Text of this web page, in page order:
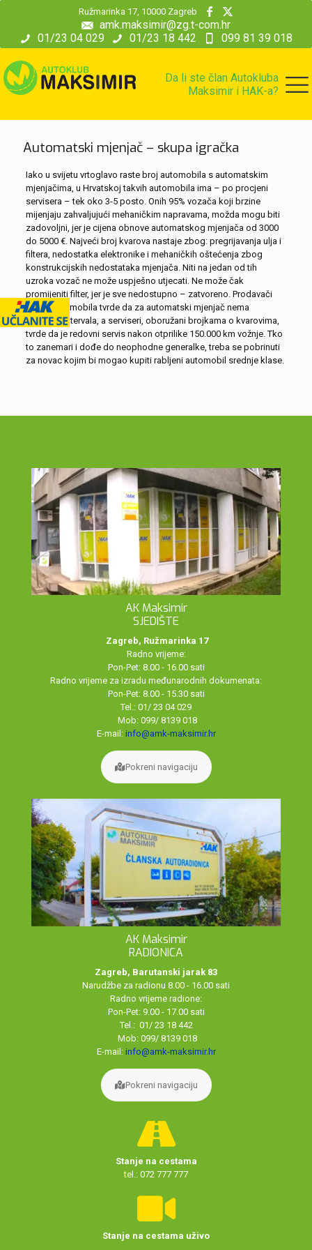
01/23 04 029 01/23 18 442 099 81 39 018
amk.maksimir@zg.t-com.hr
Ružmarinka 17, 10000 Zagreb
Da li ste član Autokluba
Maksimir i HAK-a?
Automatski mjenjač – skupa igračka
Iako u svijetu vrtoglavo raste broj automobila s automatskim
mjenjačima, u Hrvatskoj takvih automobila ima – po procjeni
servisera – tek oko 3-5 posto. Onih 95% vozača koji brzine
mijenjaju zahvaljujući mehaničkim napravama, možda mogu biti
zadovoljni, jer je cijena obnove automatskog mjenjača od 3000
do 5000 €. Najveći broj kvarova nastaje zbog: pregrijavanja ulja i
filtera, nedostatka elektronike i mehaničkih oštećenja zbog
konstrukcijskih nedostataka mjenjača. Niti na jedan od tih
uzroka vozač ne može uspješno utjecati. Ne može čak
promijeniti filter, jer je sve nedostupno – zatvoreno. Prodavači
takvih automobila tvrde da za automatski mjenjač nema
servisnih intervala, a serviseri, oboružani brojkama o kvarovima,
tvrde da je redovni servis nakon otprilike 150.000 km vožnje. Tko
to zanemari i dođe do neophodne generalke, treba se pobrinuti
za novac kojim bi mogao kupiti rabljeni automobil srednje klase.
AK Maksimir
SJEDIŠTE
Zagreb, Ružmarinka 17
Radno vrijeme:
Pon-Pet: 8.00 - 16.00 sati
Radno vrijeme za izradu međunarodnih dokumenata:
Pon-Pet: 8.00 - 15.30 sati
Tel.: 01/ 23 04 029
Mob: 099/ 8139 018
E-mail: info@amk-maksimir.hr
Pokreni navigaciju
AK Maksimir
RADIONICA
Zagreb, Barutanski jarak 83
Narudžbe za radionu 8.00 - 16.00 sati
Radno vrijeme radione:
Pon-Pet: 9.00 - 17.00 sati
Tel.: 01/ 23 18 442
Mob: 099/ 8139 018
E-mail: info@amk-maksimir.hr
Pokreni navigaciju
Stanje na cestama
tel.: 072 777 777
Stanje na cestama uživo